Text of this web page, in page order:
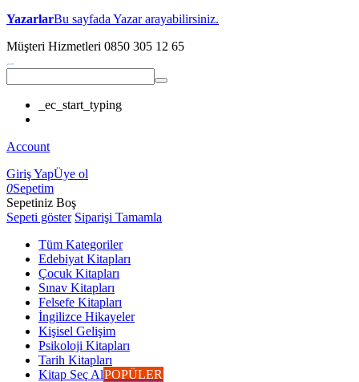
YazarlarBu sayfada Yazar arayabilirsiniz.
Müşteri Hizmetleri 0850 305 12 65
_ec_start_typing
Account
Giriş YapÜye ol
0Sepetim
Sepetiniz Boş
Sepeti göster Siparişi Tamamla
Tüm Kategoriler
Edebiyat Kitapları
Çocuk Kitapları
Sınav Kitapları
Felsefe Kitapları
İngilizce Hikayeler
Kişisel Gelişim
Psikoloji Kitapları
Tarih Kitapları
Kitap Seç AlPOPÜLER